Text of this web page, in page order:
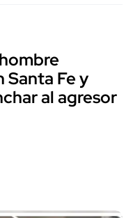
Santa Fe y
al agresor